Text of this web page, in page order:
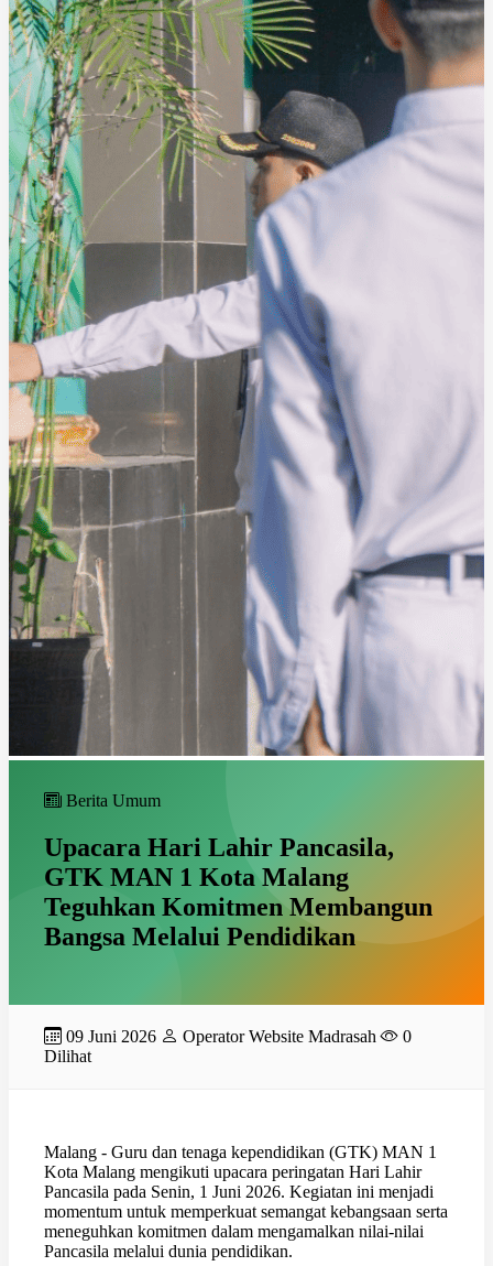
Berita Umum
Upacara Hari Lahir Pancasila,
GTK MAN 1 Kota Malang
Teguhkan Komitmen Membangun
Bangsa Melalui Pendidikan
09 Juni 2026 Operator Website Madrasah
0
Dilihat
Malang - Guru dan tenaga kependidikan (GTK) MAN 1
Kota Malang mengikuti upacara peringatan Hari Lahir
Pancasila pada Senin, 1 Juni 2026. Kegiatan ini menjadi
momentum untuk memperkuat semangat kebangsaan serta
meneguhkan komitmen dalam mengamalkan nilai-nilai
Pancasila melalui dunia pendidikan.